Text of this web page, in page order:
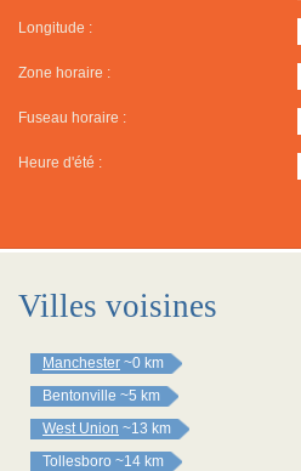
Longitude :
Zone horaire :
Fuseau horaire :
Heure d'été :
Villes voisines
Manchester ~0 km
Bentonville ~5 km
West Union ~13 km
Tollesboro ~14 km